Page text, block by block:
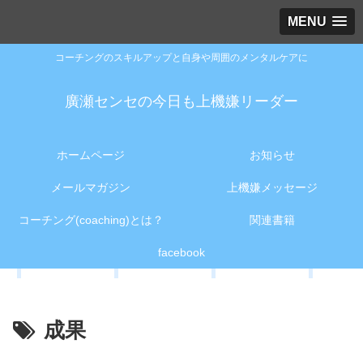
MENU
コーチングのスキルアップと自身や周囲のメンタルケアに
廣瀬センセの今日も上機嫌リーダー
ホームページ お知らせ
メールマガジン 上機嫌メッセージ
コーチング(coaching)とは？ 関連書籍
facebook
成果